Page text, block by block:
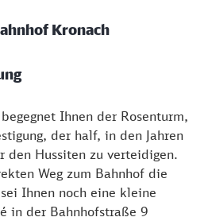
Kronach
Ihnen der Rosenturm,
der half, in den Jahren
Hussiten zu verteidigen.
Weg zum Bahnhof die
Ihnen noch eine kleine
in der Bahnhofstraße 9